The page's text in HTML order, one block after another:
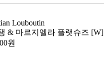
Louboutin
& 마르지엘라 플랫슈즈 [W]
원